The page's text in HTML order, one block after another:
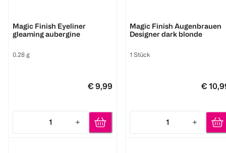
Magic Finish Eyeliner
gleaming aubergine
0.28 g
€ 9,99
1
Quantity: 1
Magic Finish Augenbrauen
Designer dark blonde
1 Stück
€
1
Quantity: 1